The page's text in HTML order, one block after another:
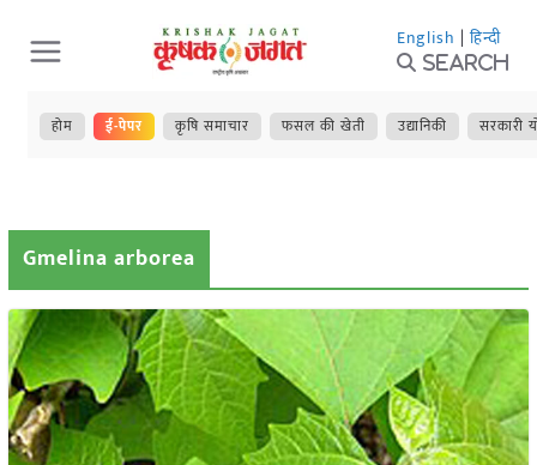
Skip
to
content
English | हिन्दी
Search
होम ई-पेपर कृषि समाचार फसल की खेती उद्यानिकी सरकारी
Gmelina arborea